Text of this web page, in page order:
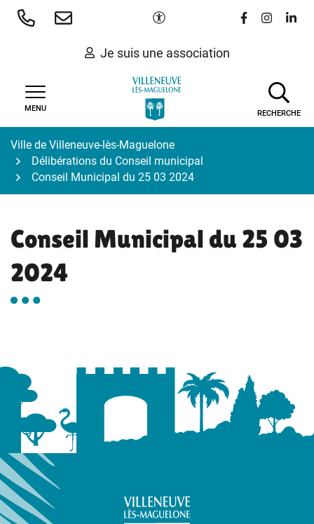
Aller
Paramètres d'accessibilité
Lien vers le
Lien vers
Lien
Je suis une association
MENU
RECHERCHE
Ville de Villeneuve-lès-Maguelone
Délibérations du Conseil municipal
Conseil Municipal du 25 03 2024
Conseil Municipal du 25 03
2024